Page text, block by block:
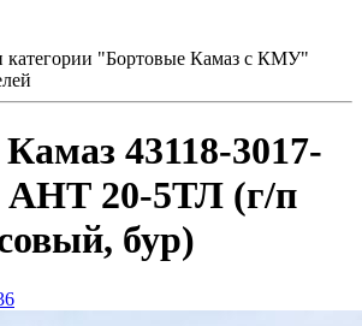
категории "Бортовые Камаз с КМУ"
43118-3017-
20-5ТЛ (г/п
бур)